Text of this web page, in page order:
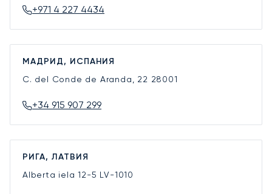
+971 4 227 4434
МАДРИД, ИСПАНИЯ
C. del Conde de Aranda, 22 28001
+34 915 907 299
РИГА, ЛАТВИЯ
Alberta iela 12-5 LV-1010